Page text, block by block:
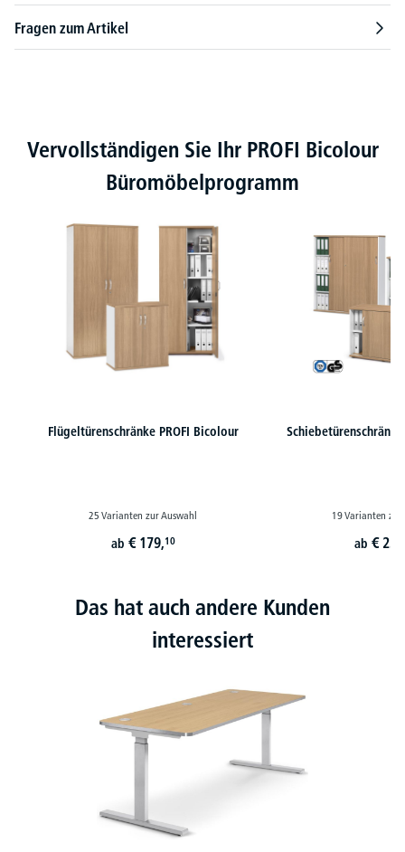
Fragen zum Artikel
Produktgalerie überspringen
Vervollständigen Sie Ihr PROFI Bicolour
Büromöbelprogramm
Flügeltürenschränke PROFI Bicolour
25 Varianten zur Auswahl
ab € 179,10
19 Varianten zur
ab €
Das hat auch andere Kunden
interessiert